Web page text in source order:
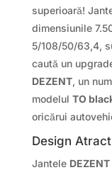
superioară!
dimensiunile
5/108/50/63,4,
caută un
DEZENT, un
modelul TO
oricărui
Design
Jantele